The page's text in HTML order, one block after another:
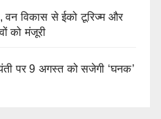
विकास से ईको टूरिज्म और
को मंजूरी
पर 9 अगस्त को सजेगी ‘घनक’